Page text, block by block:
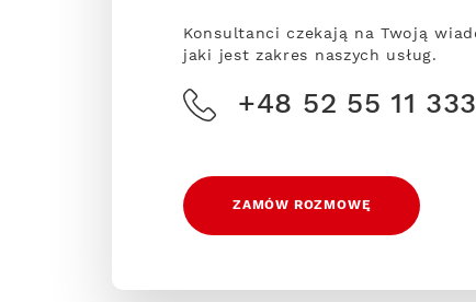
Konsultanci czekają na Twoją
jaki jest zakres naszych usług.
+48 52 55 11 333
ZAMÓW ROZMOWĘ